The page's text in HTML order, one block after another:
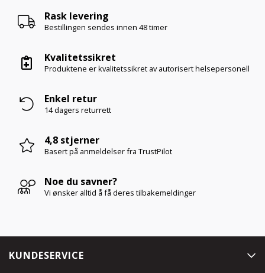
Rask levering
Bestillingen sendes innen 48 timer
Kvalitetssikret
Produktene er kvalitetssikret av autorisert helsepersonell
Enkel retur
14 dagers returrett
4,8 stjerner
Basert på anmeldelserfra TrustPilot
Noe du savner?
Vi ønsker alltid å få deres tilbakemeldinger
KUNDESERVICE